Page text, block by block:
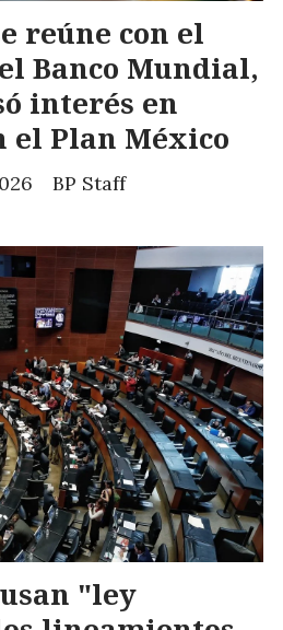
reúne con el
Banco Mundial,
interés en
Plan México
BP Staff
"ley